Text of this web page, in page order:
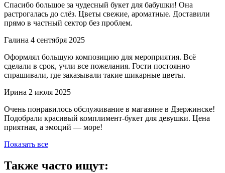
Спасибо большое за чудесный букет для бабушки! Она
растрогалась до слёз. Цветы свежие, ароматные. Доставили
прямо в частный сектор без проблем.
Галина 4 сентября 2025
Оформлял большую композицию для мероприятия. Всё
сделали в срок, учли все пожелания. Гости постоянно
спрашивали, где заказывали такие шикарные цветы.
Ирина 2 июля 2025
Очень понравилось обслуживание в магазине в Дзержинске!
Подобрали красивый комплимент-букет для девушки. Цена
приятная, а эмоций — море!
Показать все
Также часто ищут: